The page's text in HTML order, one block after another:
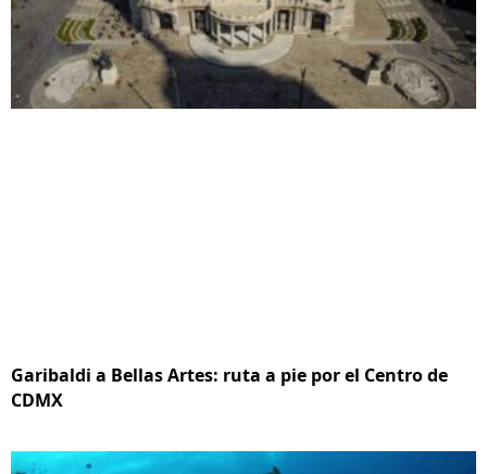
Garibaldi a Bellas Artes: ruta a pie por el Centro de
CDMX